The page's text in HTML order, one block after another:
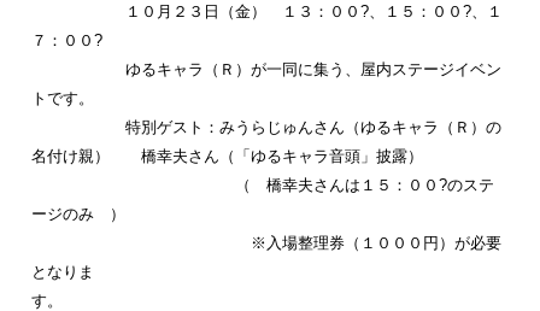
１０月２３日（金） １３：００?、１５：００?、１
７：００?
ゆるキャラ（Ｒ）が一同に集う、屋内ステージイベン
トです。
特別ゲスト：みうらじゅんさん（ゆるキャラ（Ｒ）の
名付け親） 橋幸夫さん（「ゆるキャラ音頭」披露）
（ 橋幸夫さんは１５：００?のステ
ージのみ ）
※入場整理券（１０００円）が必要
となりま
す